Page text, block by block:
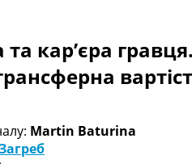
Ліга
Ла Ліга
>>>
Світу. Турнирні таблиці
УПЛ
кар’єра
Martin Baturina